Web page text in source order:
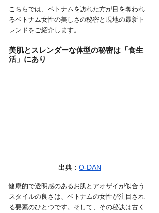
こちらでは、ベトナムを訪れた方が目を奪われ
るベトナム女性の美しさの秘密と現地の最新ト
レンドをご紹介します。
美肌とスレンダーな体型の秘密は「食生
活」にあり
出典： O-DAN
健康的で透明感のあるお肌とアオザイが似合う
スタイルの良さは、ベトナムの女性が注目され
る要素のひとつです。そして、その秘訣は古く